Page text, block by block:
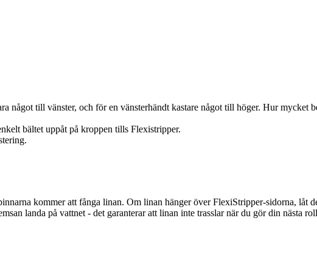
något till vänster, och för en vänsterhändt kastare något till höger. Hur mycket
bältet uppåt på kroppen tills Flexistripper.
kommer att fånga linan. Om linan hänger över FlexiStripper-sidorna, låt
landa på vattnet - det garanterar att linan inte trasslar när du gör din nästa